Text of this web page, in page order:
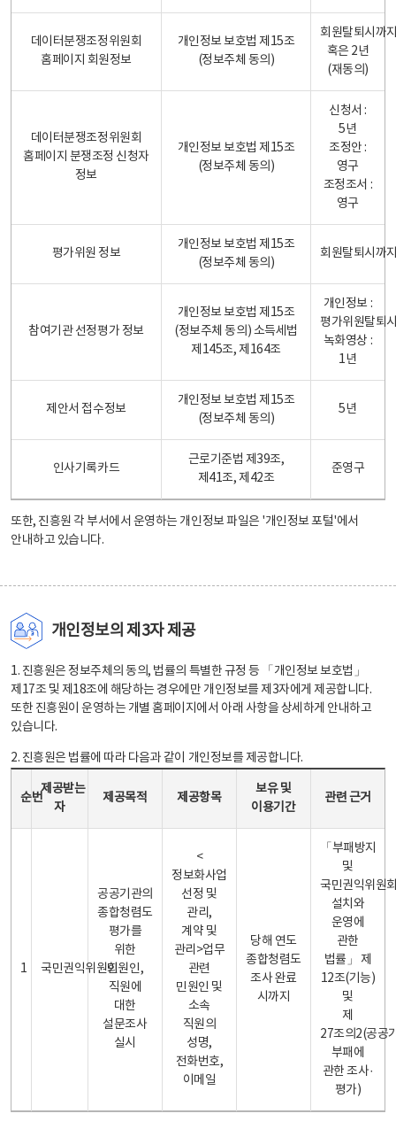
데이터분쟁조정위원회
홈페이지 회원정보
개인정보 보호법 제15조
(정보주체 동의)
회원탈퇴시까
혹은 2년
(재동의)
데이터분쟁조정위원회
홈페이지 분쟁조정 신청자
정보
개인정보 보호법 제15조
(정보주체 동의)
신청서 :
5년
조정안 :
영구
조정조서 :
영구
평가위원 정보
개인정보 보호법 제15조
(정보주체 동의)
회원탈퇴시까
참여기관 선정평가 정보
개인정보 보호법 제15조
(정보주체 동의) 소득세법
제145조, 제164조
개인정보 :
평가위원탈퇴
녹화영상 :
1년
제안서 접수정보
개인정보 보호법 제15조
(정보주체 동의)
5년
인사기록카드
근로기준법 제39조,
제41조, 제42조
준영구
또한, 진흥원 각 부서에서 운영하는 개인정보 파일은 '개인정보 포털'에서
안내하고 있습니다.
개인정보의 제3자 제공
1. 진흥원은 정보주체의 동의, 법률의 특별한 규정 등 「개인정보 보호법」
제17조 및 제18조에 해당하는 경우에만 개인정보를 제3자에게 제공합니다.
또한 진흥원이 운영하는 개별 홈페이지에서 아래 사항을 상세하게 안내하고
있습니다.
2. 진흥원은 법률에 따라 다음과 같이 개인정보를 제공합니다.
순번
제공받는
자
제공목적 제공항목
보유 및
이용기간
관련 근거
1 국민권익위원회
공공기관의
종합청렴도
평가를
위한
민원인,
직원에
대한
설문조사
실시
<
정보화사업
선정 및
관리,
계약 및
관리>업무
관련
민원인 및
소속
직원의
성명,
전화번호,
이메일
당해 연도
종합청렴도
조사 완료
시까지
「부패방지
및
국민권익위원
설치와
운영에
관한
법률」 제
12조(기능)
및
제
27조의2(공공
부패에
관한 조사·
평가)